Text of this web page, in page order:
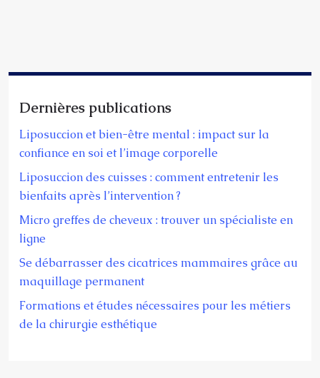
Dernières publications
Liposuccion et bien-être mental : impact sur la
confiance en soi et l’image corporelle
Liposuccion des cuisses : comment entretenir les
bienfaits après l’intervention ?
Micro greffes de cheveux : trouver un spécialiste en
ligne
Se débarrasser des cicatrices mammaires grâce au
maquillage permanent
Formations et études nécessaires pour les métiers
de la chirurgie esthétique